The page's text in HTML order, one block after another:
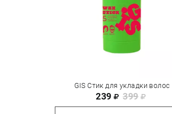
GIS Стик для укладки волос
239 399